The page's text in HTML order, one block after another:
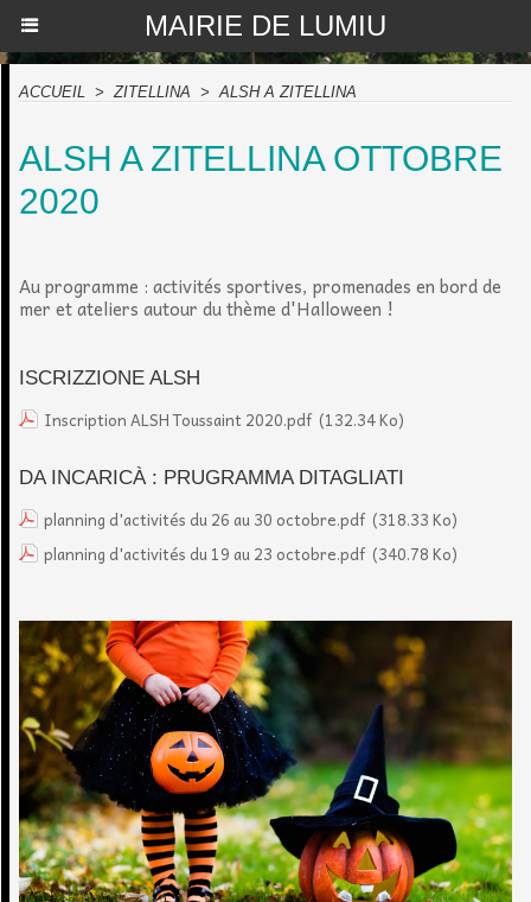
MAIRIE DE LUMIU
ACCUEIL > ZITELLINA > ALSH A ZITELLINA
ALSH A ZITELLINA OTTOBRE
2020
Au programme : activités sportives, promenades en bord de
mer et ateliers autour du thème d'Halloween !
ISCRIZZIONE ALSH
Inscription ALSH Toussaint 2020.pdf (132.34 Ko)
DA INCARICÀ : PRUGRAMMA DITAGLIATI
planning d'activités du 26 au 30 octobre.pdf (318.33 Ko)
planning d'activités du 19 au 23 octobre.pdf (340.78 Ko)